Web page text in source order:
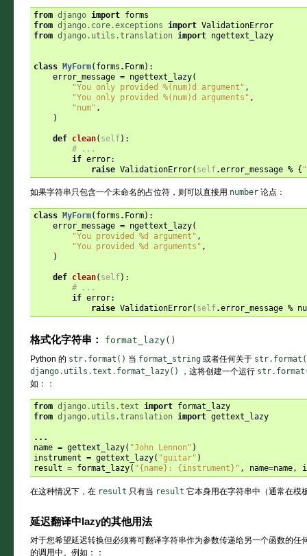
from django import forms
from django.core.exceptions import ValidationError
from django.utils.translation import ngettext_lazy
class MyForm( forms . Form):
error_message = ngettext_lazy(
"You only provided %(num)d argument" ,
"You only provided %(num)d arguments" ,
"num" ,
)
def clean( self):
# ...
if error:
raise ValidationError( self.error_message % {
如果字符串只包含一个未命名的占位符，则可以直接用 number 论点：
class MyForm( forms . Form):
error_message = ngettext_lazy(
"You provided %d argument" ,
"You provided %d arguments" ,
)
def clean( self):
# ...
if error:
raise ValidationError( self.error_message %
格式化字符串： format_lazy()
Python 的 str.format() 当 format_string 或者任何关于
django.utils.text.format_lazy()
，这将创建一个运行
如：：
from django.utils.text import format_lazy
from django.utils.translation import gettext_lazy
...
name = gettext_lazy( "John Lennon" )
instrument = gettext_lazy( "guitar" )
result = format_lazy( "{name} : {instrument} " , name=name,
在这种情况下，在 result 只有当 result 它本身用在字符串中（通常在模
延迟翻译中lazy的其他用法
对于您希望延迟转换但必须将可翻译字符串作为参数传递给另一个函数的
的调用中。例如：：